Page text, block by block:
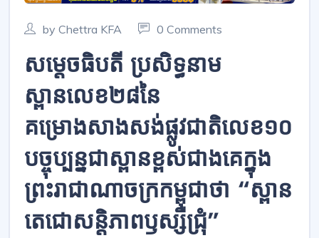
by Chettra KFA 0 Comments
សម្តេចធិបតី ប្រសិទ្ធនាម​
ស្ពានលេខ២៨នៃ
គម្រោងសាងសង់ផ្លូវជាតិលេខ១០​
បច្ចុប្បន្នជាស្ពានខ្ពស់ជាងគេក្នុង
ព្រះរាជាណាចក្រកម្ពុជាថា​ “ស្ពាន
តេជោសន្តិភាពឫស្សីជ្រុំ”​